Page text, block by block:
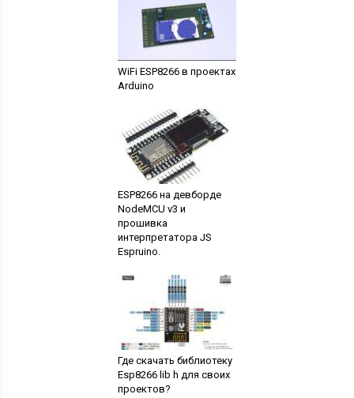
WiFi ESP8266 в проектах
Arduino
ESP8266 на девборде
NodeMCU v3 и
прошивка
интерпретатора JS
Espruino.
Где скачать библиотеку
Esp8266 lib h для своих
проектов?